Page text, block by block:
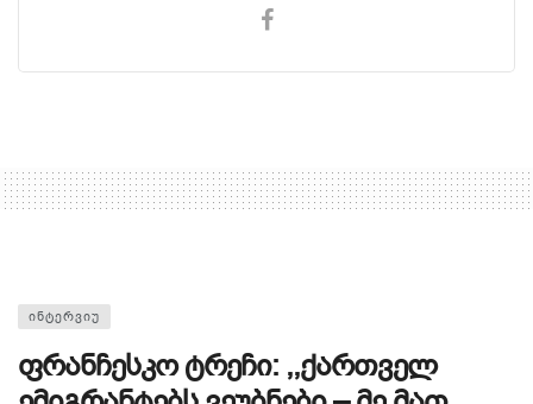
ᲘᲜᲢᲔᲠᲕᲘᲣ
ფრანჩესკო ტრეჩი: ,,ქართველ